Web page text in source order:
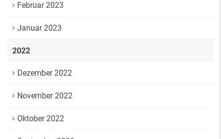
Februar 2023
Januar 2023
2022
Dezember 2022
November 2022
Oktober 2022